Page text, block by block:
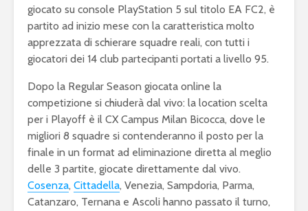
giocato su console PlayStation 5 sul titolo EA FC2, è
partito ad inizio mese con la caratteristica molto
apprezzata di schierare squadre reali, con tutti i
giocatori dei 14 club partecipanti portati a livello 95.
Dopo la Regular Season giocata online la
competizione si chiuderà dal vivo: la location scelta
per i Playoff è il CX Campus Milan Bicocca, dove le
migliori 8 squadre si contenderanno il posto per la
finale in un format ad eliminazione diretta al meglio
delle 3 partite, giocate direttamente dal vivo.
Cosenza, Cittadella, Venezia, Sampdoria, Parma,
Catanzaro, Ternana e Ascoli hanno passato il turno,